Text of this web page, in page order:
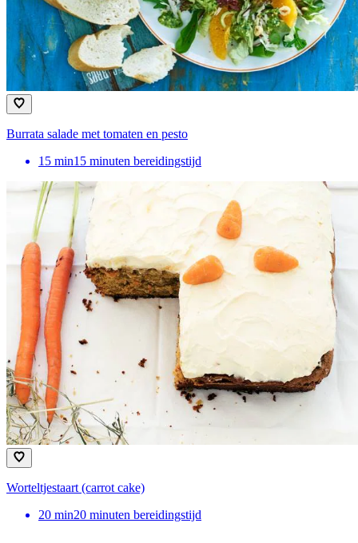
Burrata salade met tomaten en pesto
15 min15 minuten bereidingstijd
Worteltjestaart (carrot cake)
20 min20 minuten bereidingstijd